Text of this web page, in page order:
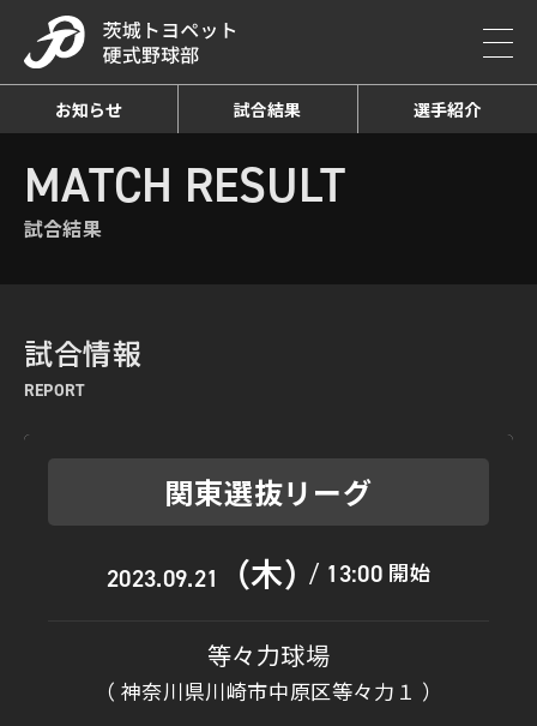
お知らせ 試合結果 選手紹介
MATCH RESULT 試合結果詳細
MATCH RESULT
試合結果
試合情報
REPORT
関東選抜リーグ
2023.09.21 （木）/ 13:00 開始
等々力球場
（ 神奈川県川崎市中原区等々力１ ）